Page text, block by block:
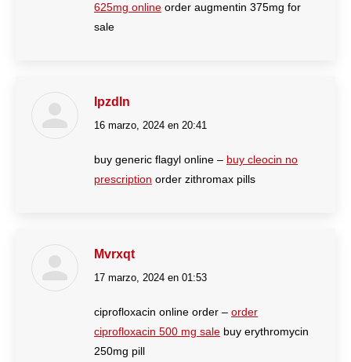
625mg online order augmentin 375mg for
sale
Ipzdln
dice:
16 marzo, 2024 en 20:41
buy generic flagyl online – buy cleocin no
prescription order zithromax pills
Mvrxqt
dice:
17 marzo, 2024 en 01:53
ciprofloxacin online order – order
ciprofloxacin 500 mg sale buy erythromycin
250mg pill